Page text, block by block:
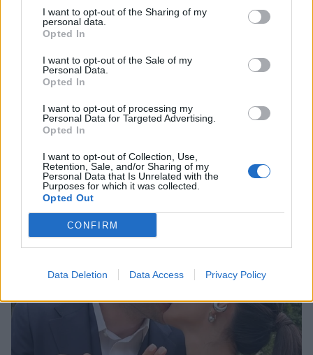
I want to opt-out of the Sharing of my
personal data.
Opted In
I want to opt-out of the Sale of my
Personal Data.
Opted In
I want to opt-out of processing my
Personal Data for Targeted Advertising.
Opted In
I want to opt-out of Collection, Use,
Retention, Sale, and/or Sharing of my
Personal Data that Is Unrelated with the
Purposes for which it was collected.
Opted Out
CONFIRM
Data Deletion Data Access Privacy Policy
Σίσσυ Χρηστίδου: Ποζάρει με φόντο το
ηλιοβασίλεμα στα Χανιά και κλέβει τις
εντυπώσεις
CELEBRITIES